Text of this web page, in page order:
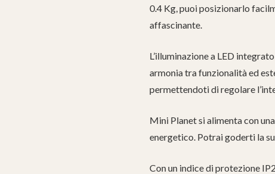
0.4 Kg, puoi posizionarlo
affascinante.
L’illuminazione a LED
armonia tra funzionalità ed
permettendoti di regolare
Mini Planet si alimenta con
energetico. Potrai goderti la
Con un indice di protezione